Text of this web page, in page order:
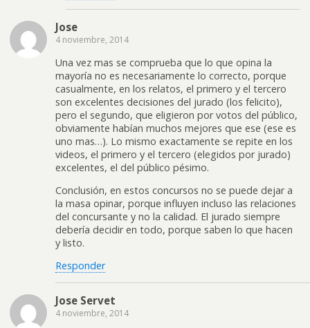
Jose
4 noviembre, 2014
Una vez mas se comprueba que lo que opina la
mayoría no es necesariamente lo correcto, porque
casualmente, en los relatos, el primero y el tercero
son excelentes decisiones del jurado (los felicito),
pero el segundo, que eligieron por votos del público,
obviamente habían muchos mejores que ese (ese es
uno mas…). Lo mismo exactamente se repite en los
videos, el primero y el tercero (elegidos por jurado)
excelentes, el del público pésimo.
Conclusión, en estos concursos no se puede dejar a
la masa opinar, porque influyen incluso las relaciones
del concursante y no la calidad. El jurado siempre
debería decidir en todo, porque saben lo que hacen
y listo.
Responder
Jose Servet
4 noviembre, 2014